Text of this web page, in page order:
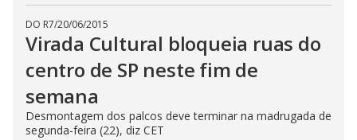
DO R7/20/06/2015
Virada Cultural bloqueia ruas do
centro de SP neste fim de
semana
Desmontagem dos palcos deve terminar na madrugada de
segunda-feira (22), diz CET